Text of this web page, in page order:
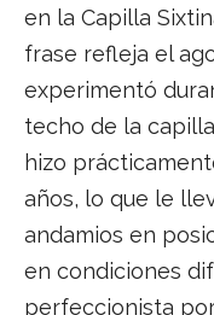
en la Capilla
frase refleja el
experimentó
techo de la
hizo
años, lo que le
andamios en
en condiciones
perfeccionista